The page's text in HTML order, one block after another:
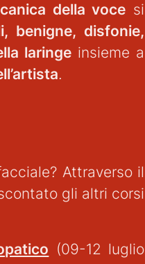
della voce si
benigne, disfonie,
laringeinsieme a
.
Attraverso il
gli altri corsi
(09-12 luglio